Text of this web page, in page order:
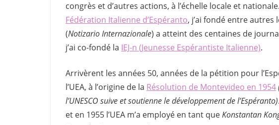
congrès et d’autres actions, à l’échelle locale et
Fédération Italienne d’Espéranto, j’ai fondé entre
(Notizario Internazionale) a atteint des centaines de
j’ai co-fondé la IEJ-n (Jeunesse Espérantiste Italienne).
Arrivèrent les années 50, années de la pétition pour
l’UEA, à l’origine de la Résolution de Montevideo en 1954
l’UNESCO suive et soutienne le développement de l’Espéranto)
et en 1955 l’UEA m’a employé en tant queKonstantan